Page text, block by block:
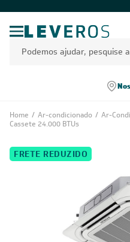
Home / Ar-condicionado / Ar-
Cassete 24.000 BTUs
FRETE REDUZIDO